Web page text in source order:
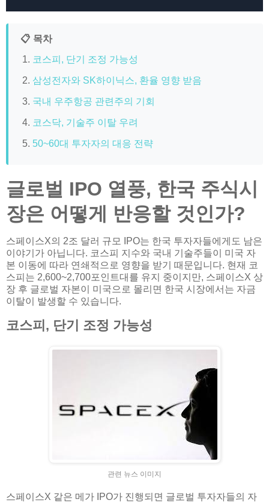
📋 목차
코스피, 단기 조정 가능성
삼성전자와 SK하이닉스, 환율 영향 받음
국내 우주항공 관련주의 기회
코스닥, 기술주 이탈 우려
50~60대 투자자의 대응 전략
글로벌 IPO 열풍, 한국 주식시
장은 어떻게 반응할 것인가?
스페이스X의 2조 달러 규모 IPO는 한국 투자자들에게도 남은
이야기가 아닙니다. 코스피 지수와 국내 기술주들이 미국 자
본 이동에 따라 연쇄적으로 영향을 받기 때문입니다. 현재 코
스피는 2,600~2,700포인트대를 유지 중이지만, 스페이스X 상
장 후 글로벌 자본이 미국으로 몰리면 한국 시장에서는 자금
이탈이 발생할 수 있습니다.
코스피, 단기 조정 가능성
관련 뉴스 이미지
스페이스X 같은 메가 IPO가 진행되면 글로벌 투자자들의 자